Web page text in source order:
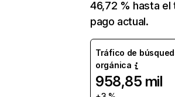
46,72 % hasta
pago actual.
Tráfico de
orgánica
958,85 mil